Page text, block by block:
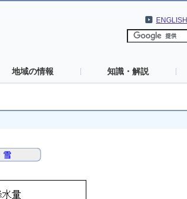
ENGLISH
地域の情報 知識・解説